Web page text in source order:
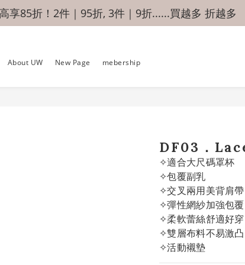
享85折！2件｜95折, 3件｜9折......買越多 折越多
About UW New Page mebership
DF03．
✧適合大尺碼罩杯
✧包覆副乳
✧交叉兩用美背肩帶
✧彈性網紗加強包覆
✧柔軟蕾絲舒適好穿
✧雙層布料不易激凸
✧活動襯墊